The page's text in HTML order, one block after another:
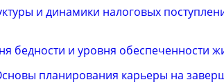
и динамики налоговых
бедности и уровня обеспеченности
планирования карьеры на